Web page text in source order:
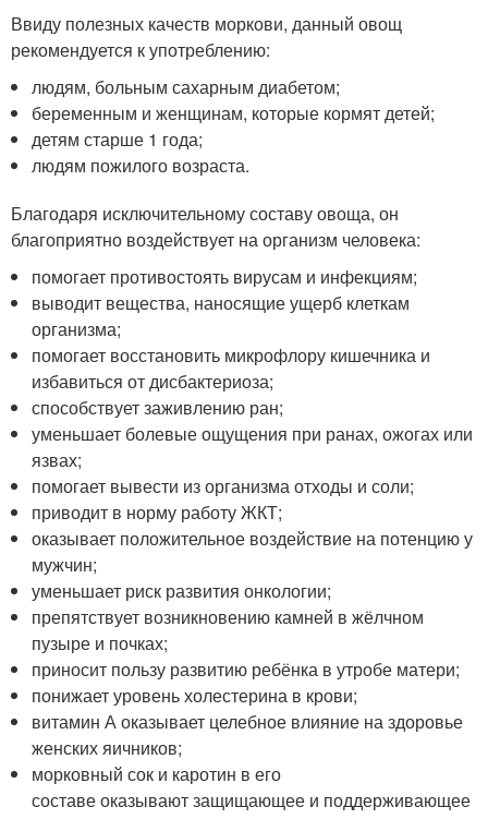
Ввиду полезных качеств моркови, данный овощ
рекомендуется к употреблению:
людям, больным сахарным диабетом;
беременным и женщинам, которые кормят детей;
детям старше 1 года;
людям пожилого возраста.
Благодаря исключительному составу овоща, он
благоприятно воздействует на организм человека:
помогает противостоять вирусам и инфекциям;
выводит вещества, наносящие ущерб клеткам
организма;
помогает восстановить микрофлору кишечника и
избавиться от дисбактериоза;
способствует заживлению ран;
уменьшает болевые ощущения при ранах, ожогах или
язвах;
помогает вывести из организма отходы и соли;
приводит в норму работу ЖКТ;
оказывает положительное воздействие на потенцию у
мужчин;
уменьшает риск развития онкологии;
препятствует возникновению камней в жёлчном
пузыре и почках;
приносит пользу развитию ребёнка в утробе матери;
понижает уровень холестерина в крови;
витамин А оказывает целебное влияние на здоровье
женских яичников;
морковный сок и каротин в его
составе оказывают защищающее и поддерживающее